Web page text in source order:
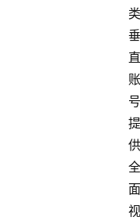
类
垂
直
账
号
提
供
全
面
视